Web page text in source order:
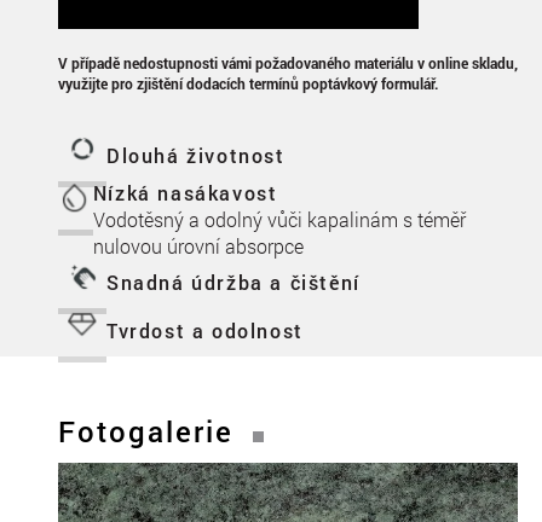
V případě nedostupnosti vámi požadovaného materiálu v online skladu,
využijte pro zjištění dodacích termínů poptávkový formulář.
Dlouhá životnost
Nízká nasákavost
Vodotěsný a odolný vůči kapalinám s téměř
nulovou úrovní absorpce
Snadná údržba a čištění
Tvrdost a odolnost
Fotogalerie